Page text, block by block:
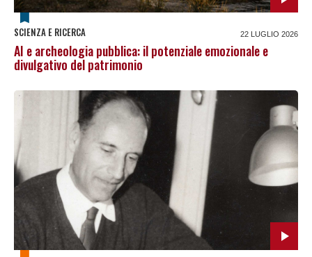
SCIENZA E RICERCA 22 LUGLIO 2026
AI e archeologia pubblica: il potenziale emozionale e
divulgativo del patrimonio